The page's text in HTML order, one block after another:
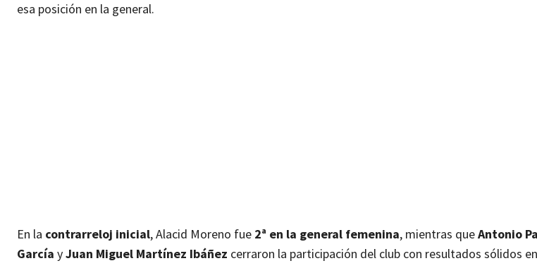
esa posición en la general.
En la contrarreloj inicial, Alacid Moreno fue 2ª en la general femenina, mientras queAntonio
García yJuan Miguel Martínez Ibáñez cerraron la participación del club con resultados sólidos